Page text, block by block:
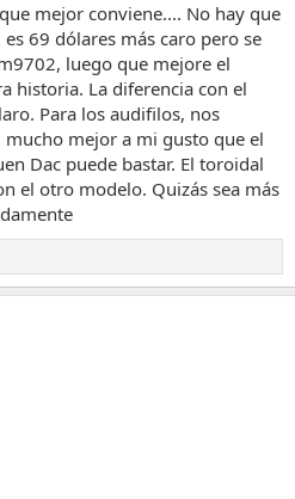
mejor conviene.... No hay que
69 dólares más caro pero se
luego que mejore el
historia. La diferencia con el
Para los audifilos, nos
mejor a mi gusto que el
Dac puede bastar. El toroidal
el otro modelo. Quizás sea más